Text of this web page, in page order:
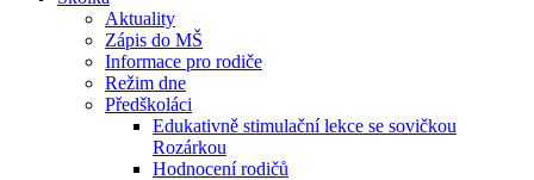
Aktuality
Zápis do MŠ
Informace pro rodiče
Režim dne
Předškoláci
Edukativně stimulační lekce se sovičkou
Rozárkou
Hodnocení rodičů